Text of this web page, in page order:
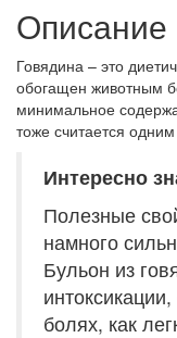
Описание
Говядина – это
обогащен животным
минимальное
тоже считается
Интересно
Полезные
намного
Бульон из
болях, как